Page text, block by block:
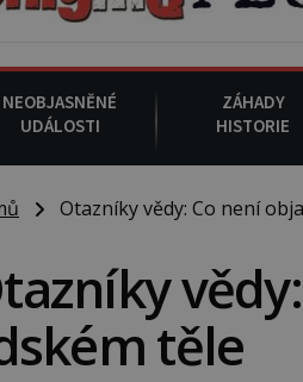
NEOBJASNĚNÉ
UDÁLOSTI
ZÁHADY
HISTORIE
Otazníky vědy: Co není
těle